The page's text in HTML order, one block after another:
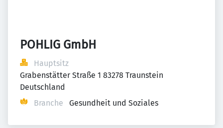
POHLIG GmbH
Hauptsitz
Grabenstätter Straße 1 83278 Traunstein
Deutschland
Branche
Gesundheit und Soziales